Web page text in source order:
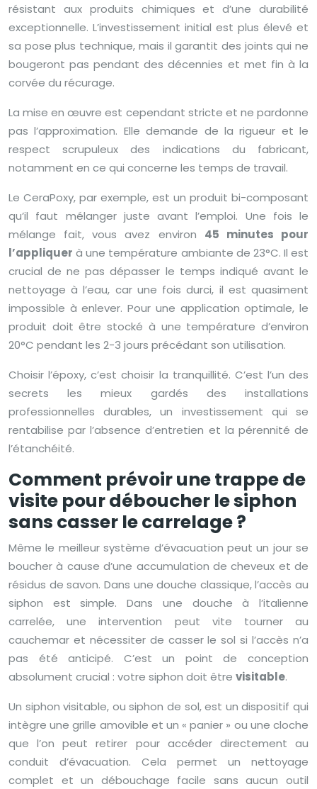
résistant aux produits chimiques et d’une durabilité
exceptionnelle. L’investissement initial est plus élevé et
sa pose plus technique, mais il garantit des joints qui ne
bougeront pas pendant des décennies et met fin à la
corvée du récurage.
La mise en œuvre est cependant stricte et ne pardonne
pas l’approximation. Elle demande de la rigueur et le
respect scrupuleux des indications du fabricant,
notamment en ce qui concerne les temps de travail.
Le CeraPoxy, par exemple, est un produit bi-composant
qu’il faut mélanger juste avant l’emploi. Une fois le
mélange fait, vous avez environ 45 minutes pour
l’appliquer à une température ambiante de 23°C. Il est
crucial de ne pas dépasser le temps indiqué avant le
nettoyage à l’eau, car une fois durci, il est quasiment
impossible à enlever. Pour une application optimale, le
produit doit être stocké à une température d’environ
20°C pendant les 2-3 jours précédant son utilisation.
Choisir l’époxy, c’est choisir la tranquillité. C’est l’un des
secrets les mieux gardés des installations
professionnelles durables, un investissement qui se
rentabilise par l’absence d’entretien et la pérennité de
l’étanchéité.
Comment prévoir une trappe de
visite pour déboucher le siphon
sans casser le carrelage ?
Même le meilleur système d’évacuation peut un jour se
boucher à cause d’une accumulation de cheveux et de
résidus de savon. Dans une douche classique, l’accès au
siphon est simple. Dans une douche à l’italienne
carrelée, une intervention peut vite tourner au
cauchemar et nécessiter de casser le sol si l’accès n’a
pas été anticipé. C’est un point de conception
absolument crucial : votre siphon doit être visitable.
Un siphon visitable, ou siphon de sol, est un dispositif qui
intègre une grille amovible et un « panier » ou une cloche
que l’on peut retirer pour accéder directement au
conduit d’évacuation. Cela permet un nettoyage
complet et un débouchage facile sans aucun outil